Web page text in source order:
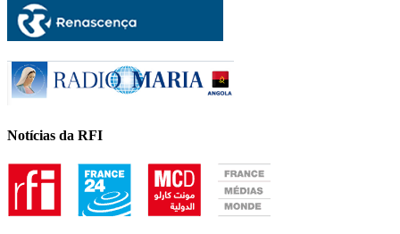
Notícias da RFI